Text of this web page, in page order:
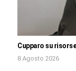
Cupparo su
8 Agosto 2026